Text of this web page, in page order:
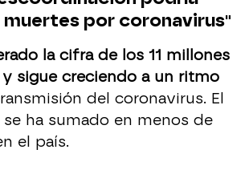
muertes por coronavirus"
la cifra de los 11 millones
sigue creciendo a un ritmo
del coronavirus. El
ha sumado en menos de
el país.